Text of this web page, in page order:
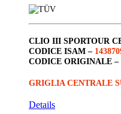
CLIO III SPORTOUR
CODICE ISAM –
CODICE ORIGINALE –
GRIGLIA CENTRALE
Details